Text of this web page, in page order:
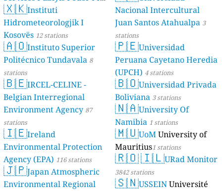
Dé Jèrri) 2 stations
🇽🇰Instituti
Hidrometeorologjik I
Kosovës 12 stations
🇦🇴Instituto Superior
Politécnico Tundavala 8
stations
🇧🇪IRCEL-CELINE -
Belgian Interregional
Environment Agency 87
stations
🇮🇪Ireland
Environmental Protection
Agency (EPA) 116 stations
🇯🇵Japan Atmospheric
Environmental Regional
Nacional Intercultural
Juan Santos Atahualpa 3
stations
🇵🇪Universidad
Peruana Cayetano Heredia
(UPCH) 4 stations
🇧🇴Universidad Privada
Boliviana 3 stations
🇳🇦University Of
Namibia 1 stations
🇲🇺UoMUniversity of
Mauritius1 stations
🇷🇴🇮🇱URad Monitor
3842 stations
🇸🇳USSEINUniversité